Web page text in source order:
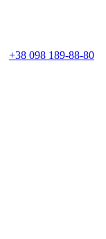
+38 098 189-88-80